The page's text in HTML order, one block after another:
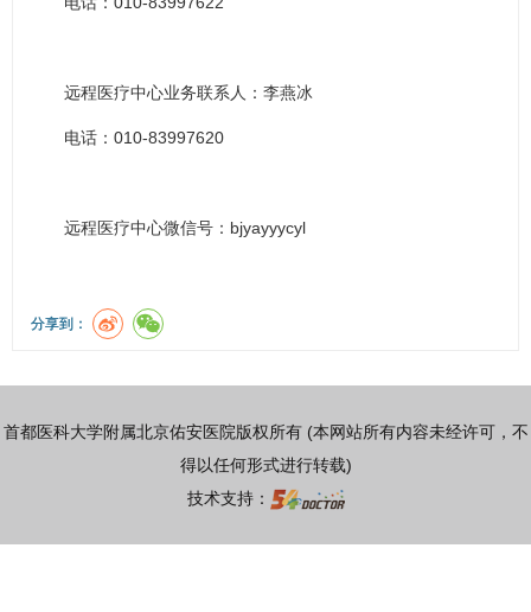
远程医疗中心业务联系人：李燕冰
电话：010-83997620
远程医疗中心微信号：bjyayyycyl
分享到：
首都医科大学附属北京佑安医院版权所有 (本网站所有内容未经许可，不
得以任何形式进行转载)
技术支持：